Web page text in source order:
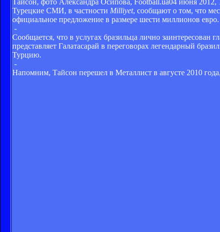
Турецкие СМИ, в частности Milliyet, сообщают о том, что
официальное предложение в размере шести миллионов
-
Сообщается, что в услугах бразильца лично заинтересован
представляет Галатасарай в переговорах легендарный
Турцию.
-
Напомним, Тайсон перешел в Металлист в августе 2010